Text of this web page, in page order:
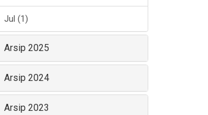
Jul (1)
Arsip 2025
Arsip 2024
Arsip 2023